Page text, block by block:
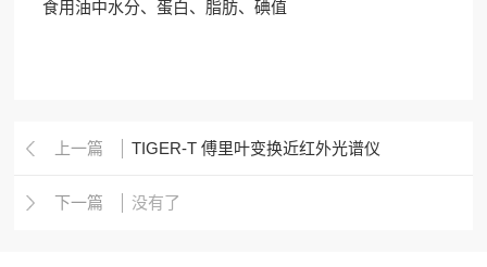
食用油中水分、蛋白、脂肪、碘值
上一篇 TIGER-T 傅里叶变换近红外光谱仪
下一篇 没有了